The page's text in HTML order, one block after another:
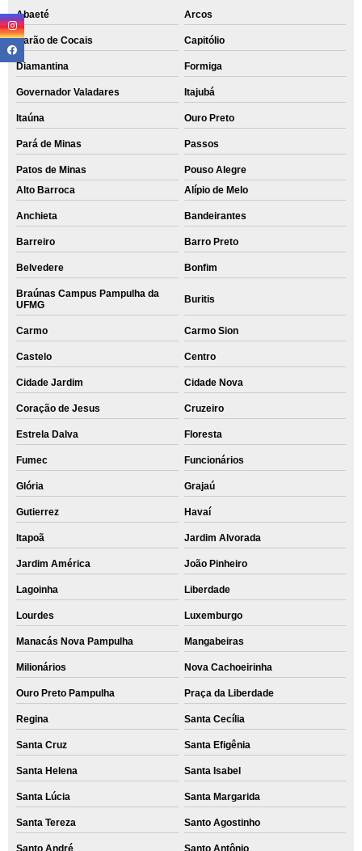
Abaeté Arcos
Barão de Cocais Capitólio
Diamantina Formiga
Governador Valadares Itajubá
Itaúna Ouro Preto
Pará de Minas Passos
Patos de Minas
Pouso Alegre
Alto Barroca
Alípio de Melo
Anchieta Bandeirantes
Barreiro Barro Preto
Belvedere Bonfim
Braúnas Campus Pampulha da
UFMG
Buritis
Carmo Carmo Sion
Castelo Centro
Cidade Jardim Cidade Nova
Coração de Jesus Cruzeiro
Estrela Dalva Floresta
Fumec Funcionários
Glória Grajaú
Gutierrez Havaí
Itapoã Jardim Alvorada
Jardim América João Pinheiro
Lagoinha Liberdade
Lourdes Luxemburgo
Manacás Nova Pampulha Mangabeiras
Milionários Nova Cachoeirinha
Ouro Preto Pampulha Praça da Liberdade
Regina Santa Cecília
Santa Cruz Santa Efigênia
Santa Helena Santa Isabel
Santa Lúcia Santa Margarida
Santa Tereza Santo Agostinho
Santo André Santo Antônio